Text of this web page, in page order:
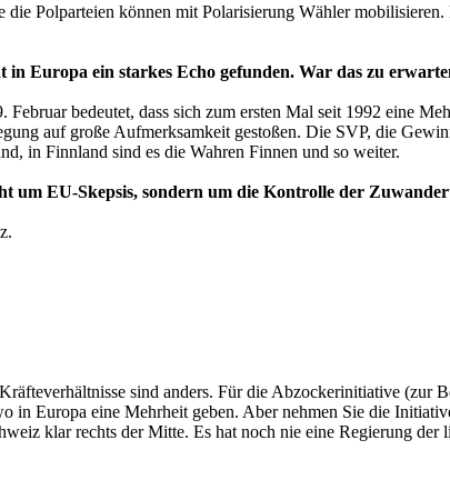
Polparteien können mit Polarisierung Wähler
Europa ein starkes Echo gefunden. War das zu
bedeutet, dass sich zum ersten Mal seit 1992 eine
auf große Aufmerksamkeit gestoßen. Die SVP, die
in Finnland sind es die Wahren Finnen und so weiter.
um EU-Skepsis, sondern um die Kontrolle der
sind anders. Für die Abzockerinitiative (zur
Europa eine Mehrheit geben. Aber nehmen Sie die
klar rechts der Mitte. Es hat noch nie eine Regierung der